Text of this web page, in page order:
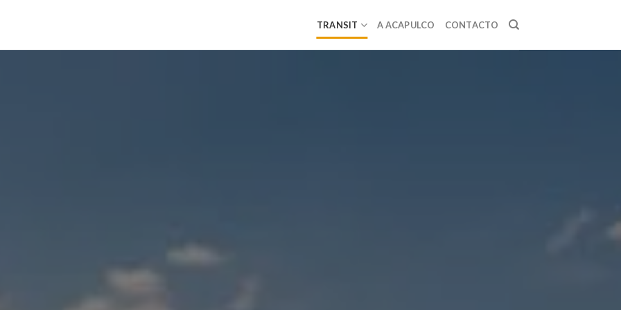
TRANSIT A ACAPULCO CONTACTO